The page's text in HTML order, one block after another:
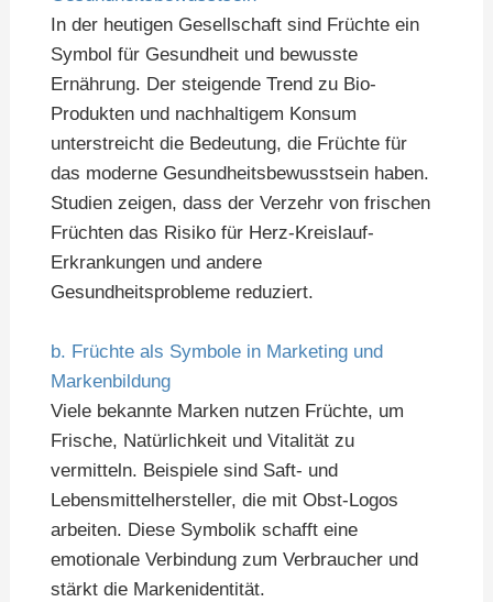
In der heutigen Gesellschaft sind Früchte ein
Symbol für Gesundheit und bewusste
Ernährung. Der steigende Trend zu Bio-
Produkten und nachhaltigem Konsum
unterstreicht die Bedeutung, die Früchte für
das moderne Gesundheitsbewusstsein haben.
Studien zeigen, dass der Verzehr von frischen
Früchten das Risiko für Herz-Kreislauf-
Erkrankungen und andere
Gesundheitsprobleme reduziert.
b. Früchte als Symbole in Marketing und
Markenbildung
Viele bekannte Marken nutzen Früchte, um
Frische, Natürlichkeit und Vitalität zu
vermitteln. Beispiele sind Saft- und
Lebensmittelhersteller, die mit Obst-Logos
arbeiten. Diese Symbolik schafft eine
emotionale Verbindung zum Verbraucher und
stärkt die Markenidentität.